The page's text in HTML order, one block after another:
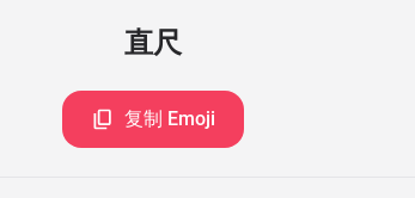
直尺
复制 Emoji